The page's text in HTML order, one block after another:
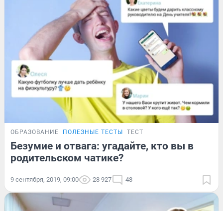
ОБРАЗОВАНИЕ ПОЛЕЗНЫЕ ТЕСТЫ ТЕСТ
Безумие и отвага: угадайте, кто вы в
родительском чатике?
9 сентября, 2019, 09:00 28 927 48